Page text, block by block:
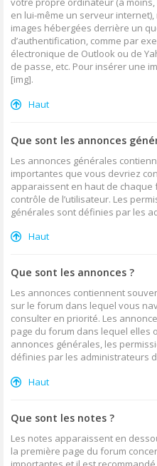
en lui-même un serveur
images hébergées derrière un
d’authentification, comme par
électronique de Outlook ou de
de passe, etc. Pour insérer une
[img].
Haut
Que sont les annonces
Les annonces générales
importantes que vous devriez
apparaissent en haut de
contrôle de l’utilisateur. Les
générales sont définies par les
Haut
Que sont les annonces ?
Les annonces contiennent
sur le forum dans lequel vous
consulter en priorité. Les
page du forum dans lequel elles
annonces générales, les
définies par les administrateurs
Haut
Que sont les notes ?
Les notes apparaissent en
la première page du forum